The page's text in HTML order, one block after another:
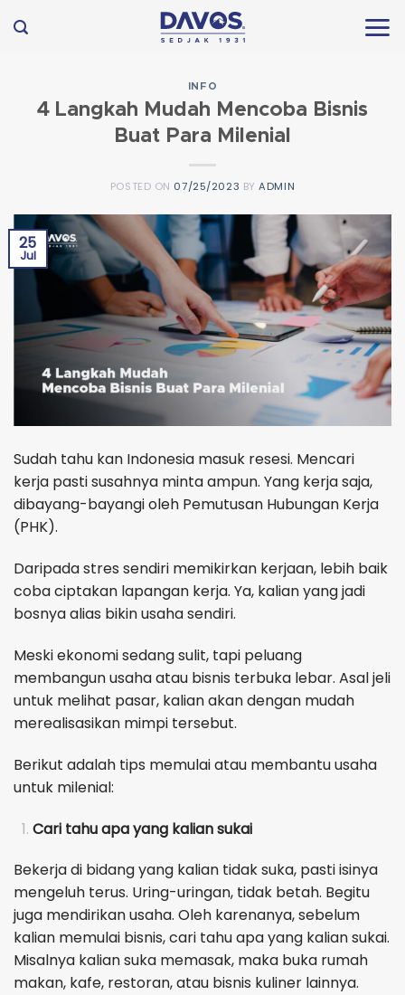
to
INFO
4 Langkah Mudah Mencoba Bisnis
Buat Para Milenial
POSTED ON 07/25/2023 BYADMIN
25
Jul
Sudah tahu kan Indonesia masuk resesi. Mencari
kerja pasti susahnya minta ampun. Yang kerja saja,
dibayang-bayangi oleh Pemutusan Hubungan Kerja
(PHK).
Daripada stres sendiri memikirkan kerjaan, lebih baik
coba ciptakan lapangan kerja. Ya, kalian yang jadi
bosnya alias bikin usaha sendiri.
Meski ekonomi sedang sulit, tapi peluang
membangun usaha atau bisnis terbuka lebar. Asal jeli
untuk melihat pasar, kalian akan dengan mudah
merealisasikan mimpi tersebut.
Berikut adalah tips memulai atau membantu usaha
untuk milenial:
Cari tahu apa yang kalian sukai
Bekerja di bidang yang kalian tidak suka, pasti isinya
mengeluh terus. Uring-uringan, tidak betah. Begitu
juga mendirikan usaha. Oleh karenanya, sebelum
kalian memulai bisnis, cari tahu apa yang kalian sukai.
Misalnya kalian suka memasak, maka buka rumah
makan, kafe, restoran, atau bisnis kuliner lainnya.